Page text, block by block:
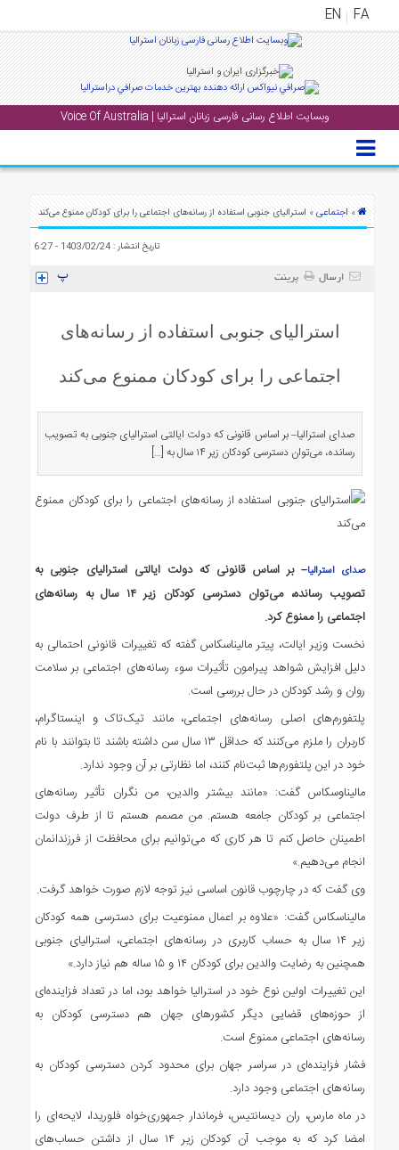
FA
EN
وبسایت اطلاع رسانی فارسی زبانان استرالیا | Voice Of Australia
منوی
اصلی
ارتباط
» اجتماعی» استرالیای جنوبی استفاده از رسانه‌های اجتماعی را برای کودکان ممنوع می‌کند
تاریخ انتشار : 1403/02/24 - 6:27
ارسال پرینت
استرالیای جنوبی استفاده از رسانه‌های
اجتماعی را برای کودکان ممنوع می‌کند
صدای استرالیا– بر اساس قانونی که دولت ایالتی استرالیای جنوبی به تصویب
رسانده، می‌توان دسترسی کودکان زیر ۱۴ سال به […]
صدای استرالیا– بر اساس قانونی که دولت ایالتی استرالیای جنوبی به
تصویب رسانده، می‌توان دسترسی کودکان زیر ۱۴ سال به رسانه‌های
اجتماعی را ممنوع کرد.
نخست وزیر ایالت، پیتر مالیناسکاس گفته که تغییرات قانونی احتمالی به
دلیل افزایش شواهد پیرامون تأثیرات سوء رسانه‌های اجتماعی بر سلامت
روان و رشد کودکان در حال بررسی است.
پلتفورم‌های اصلی رسانه‌های اجتماعی، مانند تیک‌تاک و اینستاگرام،
کاربران را ملزم می‌کنند که حداقل ۱۳ سال سن داشته باشند تا بتوانند با نام
خود در این پلتفورم‌ها ثبت‌نام کنند، اما نظارتی بر آن وجود ندارد.
مالیناوسکاس گفت: «مانند بیشتر والدین، من نگران تأثیر رسانه‌های
اجتماعی بر کودکان جامعه هستم. من مصمم هستم تا از طرف دولت
اطمینان حاصل کنم تا هر کاری که می‌توانیم برای محافظت از فرزندانمان
انجام می‌دهیم.»
وی گفت که در چارچوب قانون اساسی نیز توجه لازم صورت خواهد گرفت.
مالیناسکاس گفت: «علاوه بر اعمال ممنوعیت برای دسترسی همه کودکان
زیر ۱۴ سال به حساب کاربری در رسانه‌های اجتماعی، استرالیای جنوبی
همچنین به رضایت والدین برای کودکان ۱۴ و ۱۵ ساله هم نیاز دارد.»
این تغییرات اولین نوع خود در استرالیا خواهد بود، اما در تعداد فزاینده‌ای
از حوزه‌های قضایی دیگر کشورهای جهان هم دسترسی کودکان به
رسانه‌های اجتماعی ممنوع است.
فشار فزاینده‌ای در سراسر جهان برای محدود کردن دسترسی کودکان به
رسانه‌های اجتماعی وجود دارد.
در ماه مارس، ران دیسانتیس، فرماندار جمهوری‌خواه فلوریدا، لایحه‌ای را
امضا کرد که به موجب آن کودکان زیر ۱۴ سال از داشتن حساب‌های